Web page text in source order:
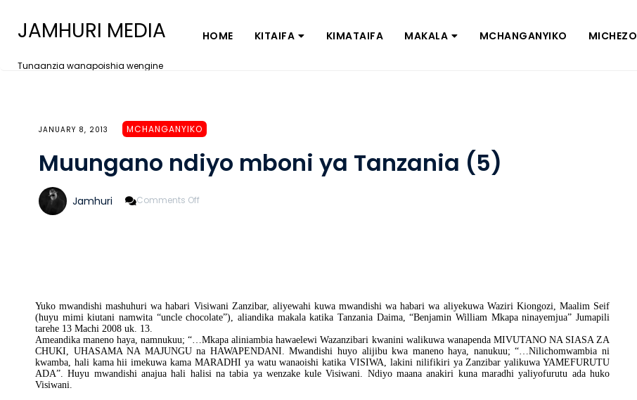
JAMHURI MEDIA
Tunaanzia wanapoishia wengine
HOME KITAIFA KIMATAIFA MAKALA MCHANGANYIKO MICHEZO
JANUARY 8, 2013 MCHANGANYIKO
Muungano ndiyo mboni ya Tanzania (5)
Jamhuri Comments Off
Yuko mwandishi mashuhuri wa habari Visiwani Zanzibar, aliyewahi kuwa mwandishi wa habari wa aliyekuwa Waziri Kiongozi, Maalim Seif
(huyu mimi kiutani namwita “uncle chocolate”), aliandika makala katika Tanzania Daima, “Benjamin William Mkapa ninayemjua” Jumapili
tarehe 13 Machi 2008 uk. 13.
Ameandika maneno haya, namnukuu; “…Mkapa aliniambia hawaelewi Wazanzibari kwanini walikuwa wanapenda MIVUTANO NA SIASA ZA
CHUKI, UHASAMA NA MAJUNGU na HAWAPENDANI. Mwandishi huyo alijibu kwa maneno haya, nanukuu; “…Nilichomwambia ni
kwamba, hali kama hii imekuwa kama MARADHI ya watu wanaoishi katika VISIWA, lakini nilifikiri ya Zanzibar yalikuwa YAMEFURUTU
ADA”. Huyu mwandishi anajua hali halisi na tabia ya wenzake kule Visiwani. Ndiyo maana anakiri kuna maradhi yaliyofurutu ada huko
Visiwani.